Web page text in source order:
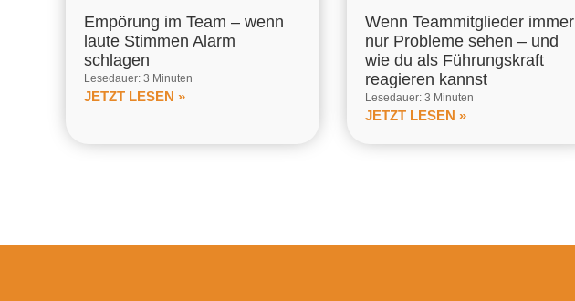
Empörung im Team – wenn
laute Stimmen Alarm
schlagen
Lesedauer: 3 Minuten
JETZT LESEN »
Wenn Teammitglieder immer
nur Probleme sehen – und
wie du als Führungskraft
reagieren kannst
Lesedauer: 3 Minuten
JETZT LESEN »